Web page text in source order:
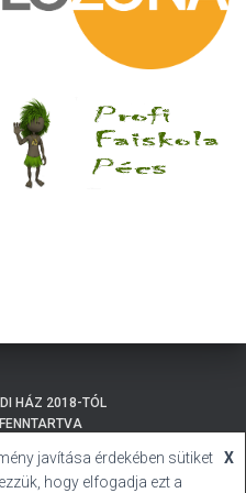
HÁZ 2018-TÓL
BALATONMÁRIAFÜRDŐ
javítása érdekében sütiket
hogy elfogadja ezt a
X